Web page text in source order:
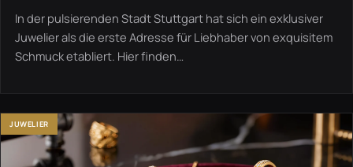
In der pulsierenden Stadt Stuttgart hat sich ein exklusiver
Juwelier als die erste Adresse für Liebhaber von exquisitem
Schmuck etabliert. Hier finden…
JUWELIER